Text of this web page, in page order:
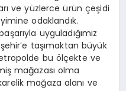
ve yüzlerce ürün çeşidi
odaklandık.
uyguladığımız
taşımaktan büyük
bu ölçekte ve
mağazası olma
mağaza alanı ve